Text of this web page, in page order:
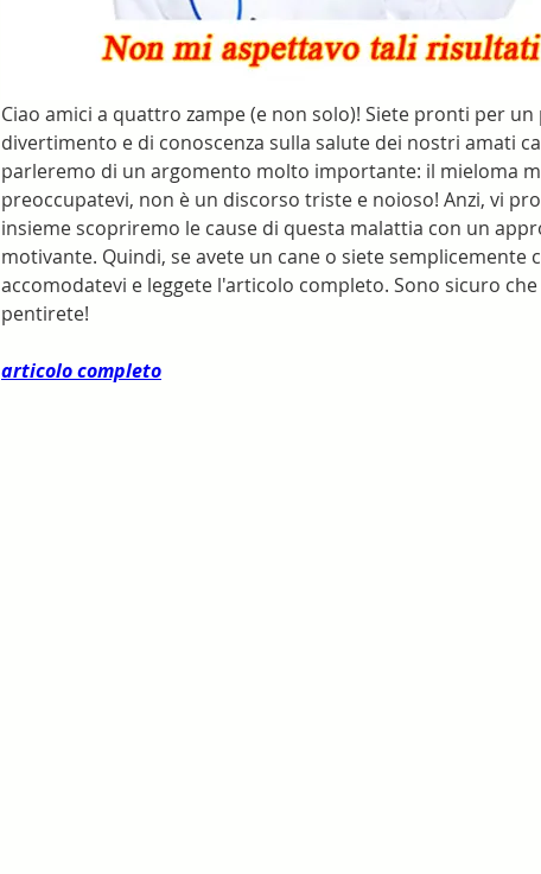
Ciao amici a quattro zampe (e non solo)! Siete pronti per un
divertimento e di conoscenza sulla salute dei nostri amati
parleremo di un argomento molto importante: il mieloma
preoccupatevi, non è un discorso triste e noioso! Anzi, vi
insieme scopriremo le cause di questa malattia con un
motivante. Quindi, se avete un cane o siete semplicemente
accomodatevi e leggete l'articolo completo. Sono sicuro
pentirete!
articolo completo